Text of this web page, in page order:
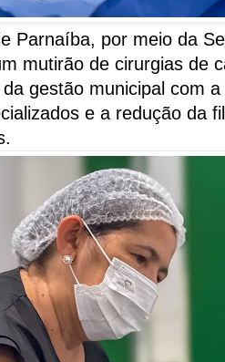
Parnaíba, por meio da
mutirão de cirurgias de
gestão municipal com
e a redução da